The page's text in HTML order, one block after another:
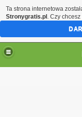
Ta strona internetowa
Stronygratis.pl . Czy